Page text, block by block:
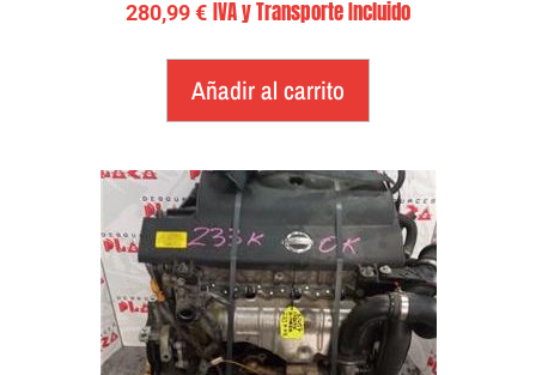
280,99€ IVA y Transporte Incluido
Añadir al carrito